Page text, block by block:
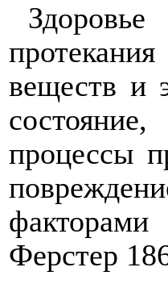
веществ и
процессы
Ферстер